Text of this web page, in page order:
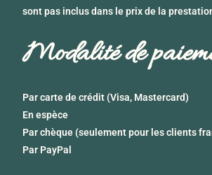
sont pas inclus dans le prix de la
Modalité de
Par carte de crédit (Visa, Mastercard)
En espèce
Par chèque (seulement pour les clients
Par PayPal